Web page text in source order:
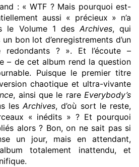
: « WTF ? Mais pourquoi est-
aussi « précieux » n’a
le Volume 1 des Archives, qui
bon lot d’enregistrements d’un
redondants ? ». Et l’écoute –
– de cet album rend la question
Puisque le premier titre
chaotique et ultra-vivante
, ainsi que le rare Everybody’s
les Archives, d’où sort le reste,
« inédits » ? Et pourquoi
alors ? Bon, on ne sait pas si
un jour, mais en attendant,
totalement inattendu, et